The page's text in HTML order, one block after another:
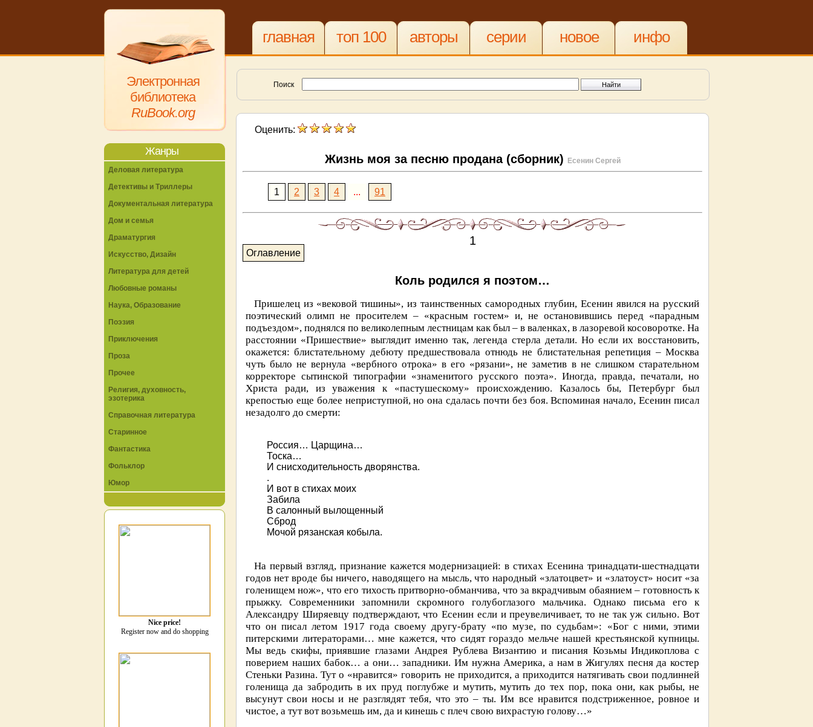
Электронная
библиотека
RuBook.org
главная топ 100 авторы серии новое инфо
Поиск
Оценить:
Жизнь моя за песню продана (сборник) Есенин Сергей
1 2 3 4 ... 91
1
Оглавление
Коль родился я поэтом…
Пришелец из «вековой тишины», из таинственных самородных глубин, Есенин явился на русский
поэтический олимп не просителем – «красным гостем» и, не остановившись перед «парадным
подъездом», поднялся по великолепным лестницам как был – в валенках, в лазоревой косоворотке. На
расстоянии «Пришествие» выглядит именно так, легенда стерла детали. Но если их восстановить,
окажется: блистательному дебюту предшествовала отнюдь не блистательная репетиция – Москва
чуть было не вернула «вербного отрока» в его «рязани», не заметив в не слишком старательном
корректоре сытинской типографии «знаменитого русского поэта». Иногда, правда, печатали, но
Христа ради, из уважения к «пастушескому» происхождению. Казалось бы, Петербург был
крепостью еще более неприступной, но она сдалась почти без боя. Вспоминая начало, Есенин писал
незадолго до смерти:
Россия… Царщина…
Тоска…
И снисходительность дворянства.
.
И вот в стихах моих
Забила
В салонный вылощенный
Сброд
Мочой рязанская кобыла.
На первый взгляд, признание кажется модернизацией: в стихах Есенина тринадцати-шестнадцати
годов нет вроде бы ничего, наводящего на мысль, что народный «златоцвет» и «златоуст» носит «за
голенищем нож», что его тихость притворно-обманчива, что за вкрадчивым обаянием – готовность к
прыжку. Современники запомнили скромного голубоглазого мальчика. Однако письма его к
Александру Ширяевцу подтверждают, что Есенин если и преувеличивает, то не так уж сильно. Вот
что он писал летом 1917 года своему другу-брату «по музе, по судьбам»: «Бог с ними, этими
питерскими литераторами… мне кажется, что сидят гораздо мельче нашей крестьянской купницы.
Мы ведь скифы, приявшие глазами Андрея Рублева Византию и писания Козьмы Индикоплова с
поверием наших бабок… а они… западники. Им нужна Америка, а нам в Жигулях песня да костер
Стеньки Разина. Тут о «нравится» говорить не приходится, а приходится натягивать свои подлинней
голенища да забродить в их пруд поглубже и мутить, мутить до тех пор, пока они, как рыбы, не
высунут свои носы и не разглядят тебя, что это – ты. Им все нравится подстриженное, ровное и
чистое, а тут вот возьмешь им, да и кинешь с плеч свою вихрастую голову…»
Жанры
Деловая литература
Детективы и Триллеры
Документальная литература
Дом и семья
Драматургия
Искусство, Дизайн
Литература для детей
Любовные романы
Наука, Образование
Поэзия
Приключения
Проза
Прочее
Религия, духовность,
эзотерика
Справочная литература
Старинное
Фантастика
Фольклор
Юмор
Nice price!
Register now and do shopping